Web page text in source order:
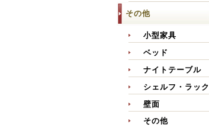
その他
小型家具
ベッド
ナイトテーブル
シェルフ・ラック
壁面
その他